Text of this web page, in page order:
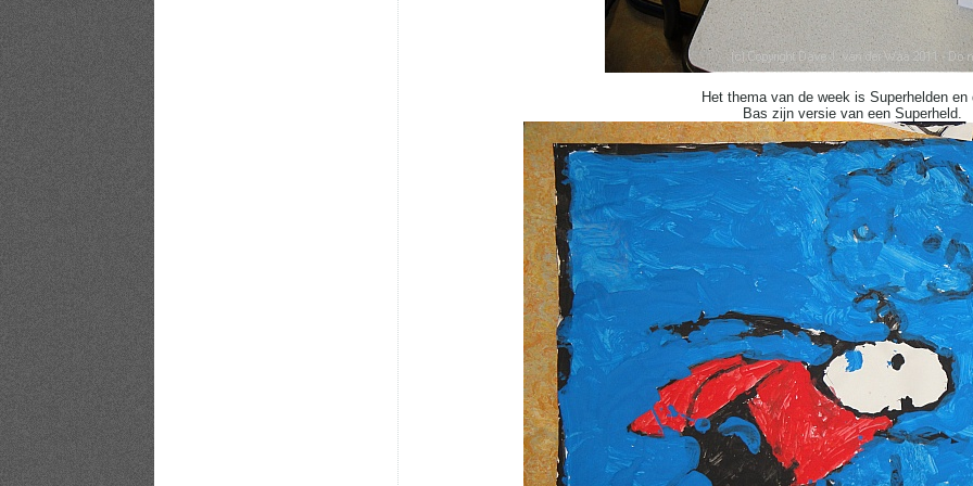
Het thema van de week is Superhelden en
Bas zijn versie van een Superheld.